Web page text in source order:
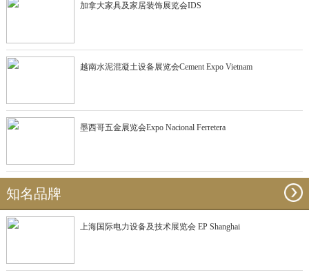
加拿大家具及家居装饰展览会IDS
越南水泥混凝土设备展览会Cement Expo Vietnam
墨西哥五金展览会Expo Nacional Ferretera
知名品牌
上海国际电力设备及技术展览会 EP Shanghai